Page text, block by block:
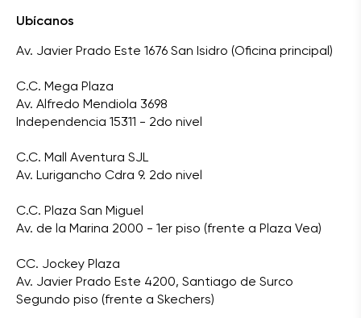
Ubícanos
Av. Javier Prado Este 1676 San Isidro (Oficina principal)
C.C. Mega Plaza
Av. Alfredo Mendiola 3698
Independencia 15311 - 2do nivel
C.C. Mall Aventura SJL
Av. Lurigancho Cdra 9. 2do nivel
C.C. Plaza San Miguel
Av. de la Marina 2000 - 1er piso (frente a Plaza Vea)
CC. Jockey Plaza
Av. Javier Prado Este 4200, Santiago de Surco
Segundo piso (frente a Skechers)